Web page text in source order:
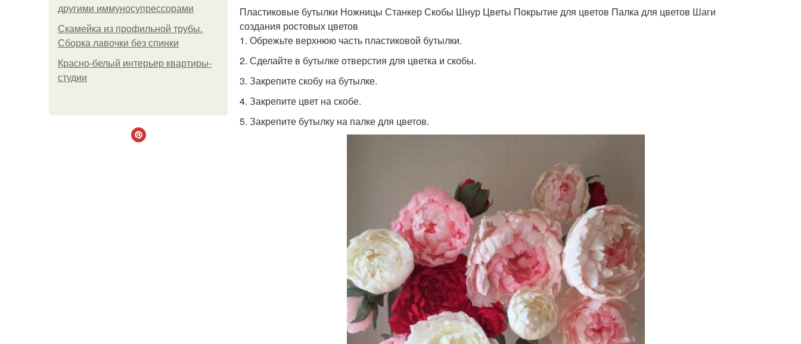
другими иммуносупрессорами
Скамейка из профильной трубы.
Сборка лавочки без спинки
Красно-белый интерьер квартиры-
студии
Пластиковые бутылки Ножницы Станкер Скобы Шнур Цветы Покрытие для цветов Палка для цветов Шаги
создания ростовых цветов
1. Обрежьте верхнюю часть пластиковой бутылки.
2. Сделайте в бутылке отверстия для цветка и скобы.
3. Закрепите скобу на бутылке.
4. Закрепите цвет на скобе.
5. Закрепите бутылку на палке для цветов.